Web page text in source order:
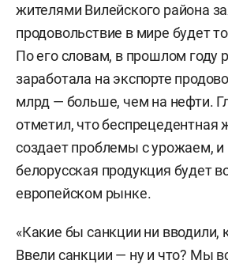
жителями Вилейского района
продовольствие в мире будет
По его словам, в прошлом году
заработала на экспорте
млрд — больше, чем на нефти.
отметил, что беспрецедентная
создает проблемы с урожаем, и
белорусская продукция будет
европейском рынке.
«Какие бы санкции ни вводили,
Ввели санкции — ну и что? Мы